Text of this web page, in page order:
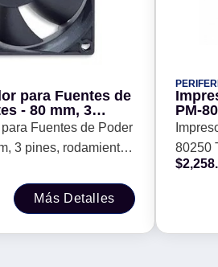
para Fuentes de
- 80 mm, 3
tipo sleeve
confiable y
Fuentes de Poder
3 pines, rodamientos
operación
Más Detalles
PM-
80250
$